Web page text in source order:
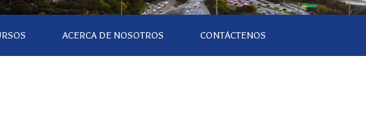
ACERCA DE NOSOTROS CONTÁCTENOS